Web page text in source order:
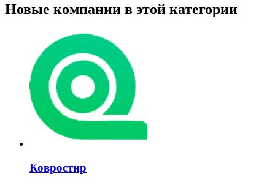
Новые компании в этой категории
Ковростир